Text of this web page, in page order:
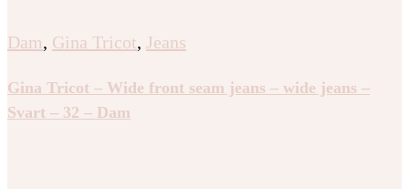
Dam, Gina Tricot, Jeans
Gina Tricot – Wide front seam jeans – wide jeans –
Svart – 32 – Dam